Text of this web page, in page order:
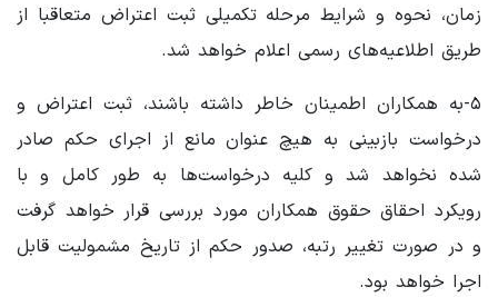
زمان، نحوه و شرایط مرحله تکمیلی ثبت اعتراض متعاقبا از
طریق اطلاعیه‌های رسمی اعلام خواهد شد.
۵-به همکاران اطمینان خاطر داشته باشند، ثبت اعتراض و
درخواست بازبینی به هیچ عنوان مانع از اجرای حکم صادر
شده نخواهد شد و کلیه درخواست‌ها به طور کامل و با
رویکرد احقاق حقوق همکاران مورد بررسی قرار خواهد گرفت
و در صورت تغییر رتبه، صدور حکم از تاریخ مشمولیت قابل
اجرا خواهد بود.